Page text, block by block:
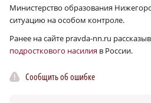
Министерство образования
ситуацию на особом контроле.
Ранее на сайте pravda-nn.ru
подросткового насилия в России.
Сообщить об ошибке